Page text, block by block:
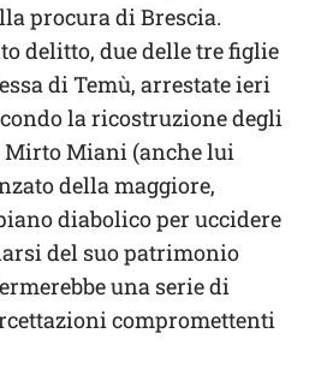
procura di Brescia.
delitto, due delle tre figlie
di Temù, arrestate ieri
la ricostruzione degli
Miani (anche lui
della maggiore,
diabolico per uccidere
del suo patrimonio
una serie di
compromettenti